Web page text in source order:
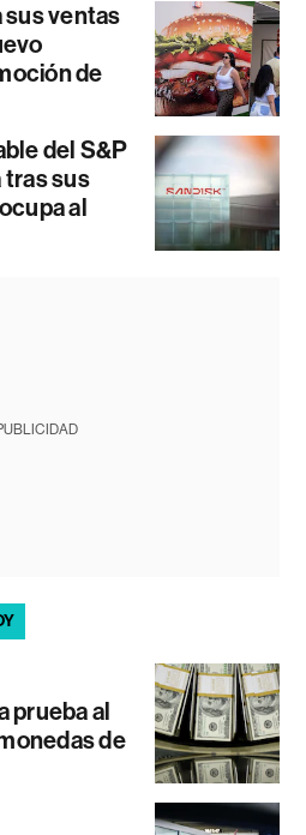
sus ventas
de
del S&P
sus
al
prueba al
de